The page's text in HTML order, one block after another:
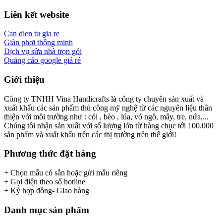
Liên kết website
Can dien tu gia re
Giàn phơi thông minh
Dịch vụ sửa nhà trọn gói
Quảng cáo google giá rẻ
Giới thiệu
Công ty TNHH Vina Handicrafts là công ty chuyên sản xuất và
xuất khẩu các sản phẩm thủ công mỹ nghệ từ các nguyên liệu thân
thiện với môi trường như : cói , bèo , lúa, vỏ ngô, mây, tre, nứa,...
Chúng tôi nhận sản xuất với số lượng lớn từ hàng chục tới 100.000
sản phẩm và xuất khẩu trên các thị trường trên thế giới!
Phương thức đặt hàng
+ Chọn mẫu có sẵn hoặc gửi mẫu riêng
+ Gọi điện theo số hotline
+ Ký hợp đồng- Giao hàng
Danh mục sản phẩm